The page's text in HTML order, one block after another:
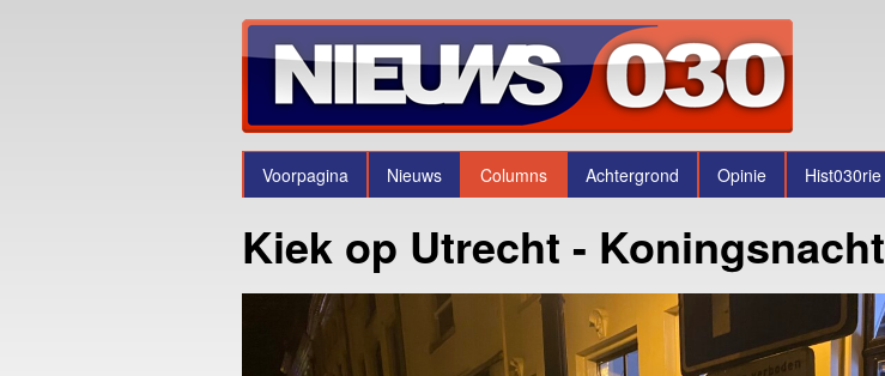
Voorpagina Nieuws Columns Achtergrond Opinie Hist030rie
Kiek op Utrecht - Koningsnacht